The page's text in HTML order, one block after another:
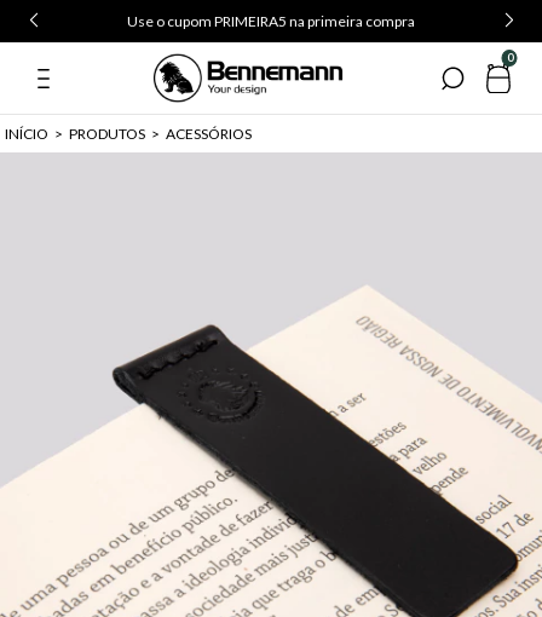
Use o cupom PRIMEIRA5 na primeira compra
0
INÍCIO > PRODUTOS > ACESSÓRIOS